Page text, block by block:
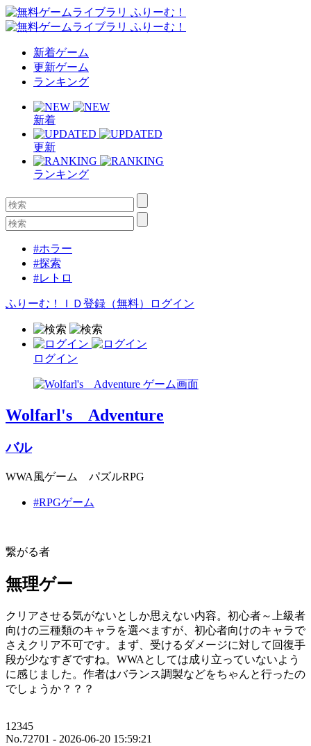
新着ゲーム
更新ゲーム
ランキング
新着
更新
ランキング
#ホラー
#探索
#レトロ
ふりーむ！ＩＤ登録（無料） ログイン
ログイン
Wolfarl's Adventure
バル
WWA風ゲーム パズルRPG
#RPGゲーム
繋がる者
無理ゲー
クリアさせる気がないとしか思えない内容。初心者～上級者
向けの三種類のキャラを選べますが、初心者向けのキャラで
さえクリア不可です。まず、受けるダメージに対して回復手
段が少なすぎですね。WWAとしては成り立っていないよう
に感じました。作者はバランス調製などをちゃんと行ったの
でしょうか？？？
12345
No.72701 - 2026-06-20 15:59:21